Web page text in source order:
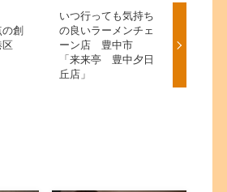
創
区
いつ行っても気持ち
の良いラーメンチェ
ーン店 豊中市
「来来亭 豊中夕日
丘店」